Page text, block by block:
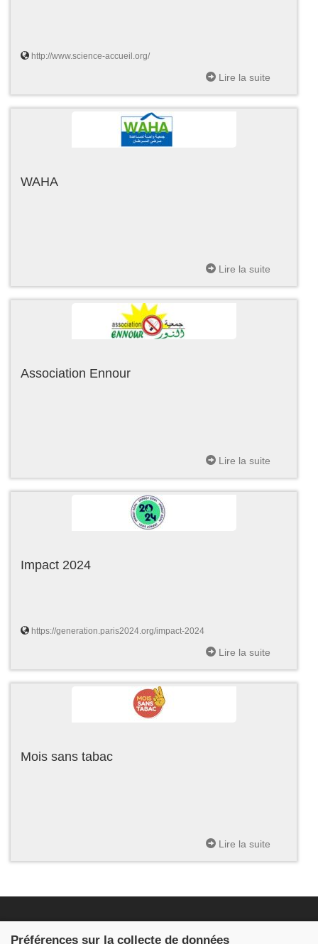
http://www.science-accueil.org/
Lire la suite
WAHA
Lire la suite
Association Ennour
Lire la suite
Impact 2024
https://generation.paris2024.org/impact-2024
Lire la suite
Mois sans tabac
Lire la suite
Préférences sur la collecte de données